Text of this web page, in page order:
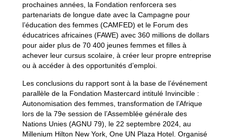
prochaines années, la Fondation renforcera ses
partenariats de longue date avec la Campagne pour
l’éducation des femmes (CAMFED) et le Forum des
éducatrices africaines (FAWE) avec 360 millions de dollars
pour aider plus de 70 400 jeunes femmes et filles à
achever leur cursus scolaire, à créer leur propre entreprise
ou à accéder à des opportunités d’emploi.
Les conclusions du rapport sont à la base de l’événement
parallèle de la Fondation Mastercard intitulé Invincible :
Autonomisation des femmes, transformation de l’Afrique
lors de la 79e session de l’Assemblée générale des
Nations Unies (AGNU 79), le 22 septembre 2024, au
Millenium Hilton New York, One UN Plaza Hotel. Organisé